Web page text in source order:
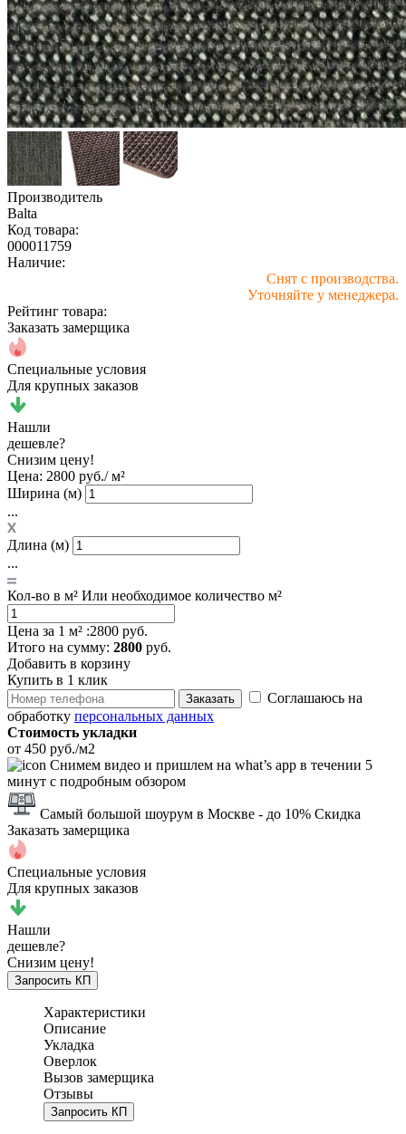
Производитель
Balta
Код товара:
000011759
Наличие:
Снят с производства.
Уточняйте у менеджера.
Рейтинг товара:
Заказать замерщика
Специальные условия
Для крупных заказов
Нашли
дешевле?
Снизим цену!
Цена: 2800 руб./ м²
Ширина (м)
...
Длина (м)
...
Кол-во в м² Или необходимое количество м²
Цена за 1 м² :2800 руб.
Итого на сумму: 2800 руб.
Добавить в корзину
Купить в 1 клик
Заказать
Соглашаюсь на
обработку персональных данных
Стоимость укладки
от 450 руб./м2
Снимем видео и пришлем на what’s app в течении 5
минут с подробным обзором
Самый большой шоурум в Москве - до 10% Скидка
Заказать замерщика
Специальные условия
Для крупных заказов
Нашли
дешевле?
Снизим цену!
Запросить КП
Характеристики
Описание
Укладка
Оверлок
Вызов замерщика
Отзывы
Запросить КП